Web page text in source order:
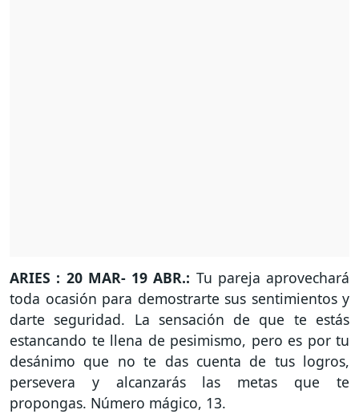
ARIES : 20 MAR- 19 ABR.: Tu pareja aprovechará
toda ocasión para demostrarte sus sentimientos y
darte seguridad. La sensación de que te estás
estancando te llena de pesimismo, pero es por tu
desánimo que no te das cuenta de tus logros,
persevera y alcanzarás las metas que te
propongas. Número mágico, 13.